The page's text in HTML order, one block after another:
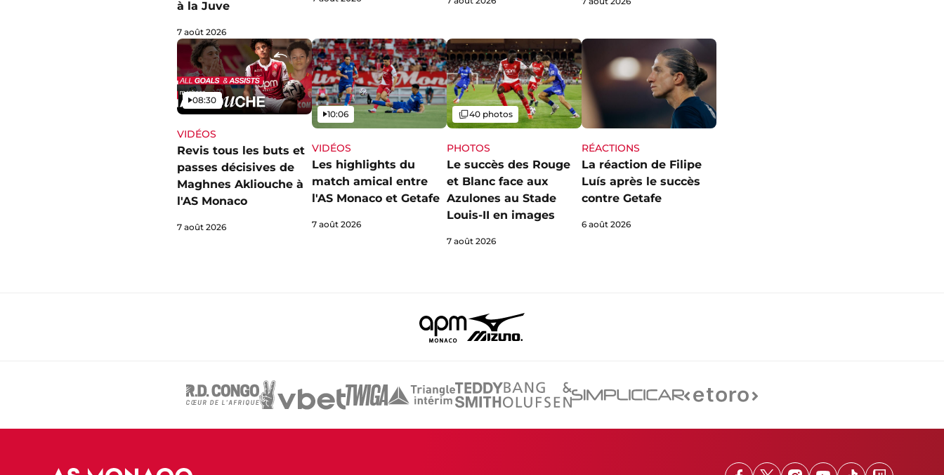
à la Juve
7 août 2026
VIDÉOS
Revis tous les buts et
passes décisives de
Maghnes Akliouche à
l'AS Monaco
Vidéo
08:30
7 août 2026
VIDÉOS
Les highlights du
match amical entre
l'AS Monaco et Getafe
Vidéo
10:06
7 août 2026
PHOTOS
Le succès des Rouge
et Blanc face aux
Azulones au Stade
Louis-II en images
Galerie
40 photos
7 août 2026
RÉACTIONS
La réaction de Filipe
Luís après le succès
contre Getafe
6 août 2026